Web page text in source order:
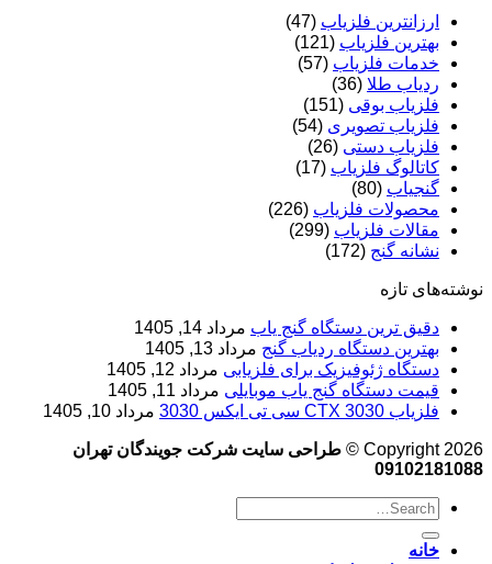
ارزانترین فلزیاب (47)
بهترین فلزیاب (121)
خدمات فلزیاب (57)
ردیاب طلا (36)
فلزیاب بوقی (151)
فلزیاب تصویری (54)
فلزیاب دستی (26)
کاتالوگ فلزیاب (17)
گنجیاب (80)
محصولات فلزیاب (226)
مقالات فلزیاب (299)
نشانه گنج (172)
نوشته‌های تازه
دقیق ترین دستگاه گنج یاب مرداد 14, 1405
بهترین دستگاه ردیاب گنج مرداد 13, 1405
دستگاه ژئوفیزیک برای فلزیابی مرداد 12, 1405
قیمت دستگاه گنج یاب موبایلی مرداد 11, 1405
فلزیاب CTX 3030 سی تی ایکس 3030
مرداد 10, 1405
Copyright 2026 ©
طراحی سایت شرکت جویندگان تهران
09102181088
خانه